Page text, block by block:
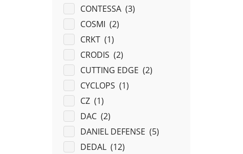
CONTESSA (3)
COSMI (2)
CRKT (1)
CRODIS (2)
CUTTING EDGE (2)
CYCLOPS (1)
CZ (1)
DAC (2)
DANIEL DEFENSE (5)
DEDAL (12)